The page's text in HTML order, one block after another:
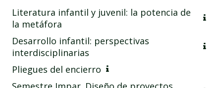
Literatura infantil y juvenil: la potencia de
la metáfora
Desarrollo infantil: perspectivas
interdisciplinarias
Pliegues del encierro